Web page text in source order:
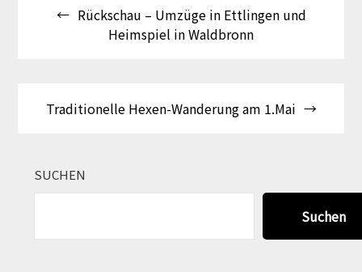
Rückschau – Umzüge in Ettlingen und
Heimspiel in Waldbronn
Traditionelle Hexen-Wanderung am 1.Mai
SUCHEN
Suchen